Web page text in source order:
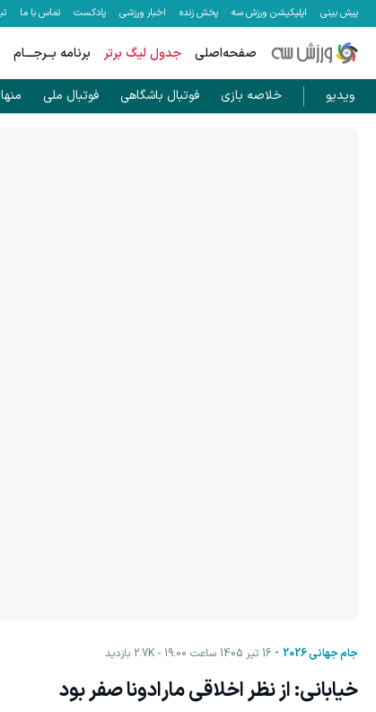
پیش بینی اپلیکیشن ورزش سه پخش زنده اخبار ورزشی پادکست تماس با ما
صفحه‌اصلی جدول لیگ برتر برنامه بــرجـــام
ویدیو خلاصه بازی فوتبال باشگاهی فوتبال ملی
جام جهانی 2026 16 تیر 1405 ساعت 19:00 2.7K بازدید
خیابانی: از نظر اخلاقی مارادونا صفر بود